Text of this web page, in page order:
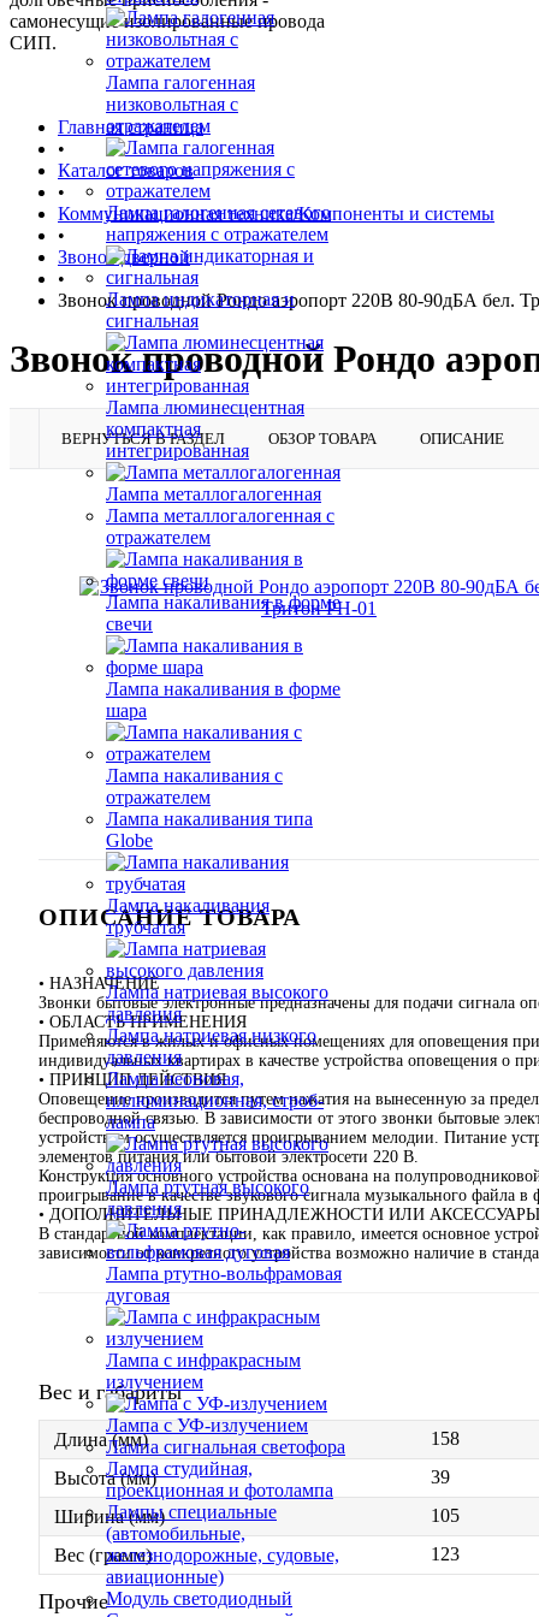
Лампа галогенная
низковольтная с
отражателем
Лампа галогенная сетевого
напряжения с отражателем
Лампа индикаторная и
сигнальная
Лампа люминесцентная
компактная
интегрированная
Лампа металлогалогенная
Лампа металлогалогенная с
отражателем
Лампа накаливания в форме
свечи
Лампа накаливания в форме
шара
Лампа накаливания с
отражателем
Лампа накаливания типа
Globe
Лампа накаливания
трубчатая
Лампа натриевая высокого
давления
Лампа натриевая низкого
давления
Лампа неоновая,
иллюминационная, строб-
лампа
Лампа ртутная высокого
давления
Лампа ртутно-вольфрамовая
дуговая
Лампа с инфракрасным
излучением
Лампа с УФ-излучением
Лампа сигнальная светофора
Лампа студийная,
проекционная и фотолампа
Лампы специальные
(автомобильные,
железнодорожные, судовые,
авиационные)
Модуль светодиодный
самонесущие изолированные провода
СИП.
Главная страница
•
Каталог товаров
•
Коммуникационная техника/Компоненты и системы
•
Звонок дверной
•
Звонок проводной Рондо аэропорт 220В 80-90дБА бел.
Звонок проводной Рондо
ВЕРНУТЬСЯ В РАЗДЕЛ ОБЗОР ТОВАРА ОПИСАНИЕ
ОПИСАНИЕ ТОВАРА
• НАЗНАЧЕНИЕ
Звонки бытовые электронные предназначены для подачи сигнала
• ОБЛАСТЬ ПРИМЕНЕНИЯ
Применяются в жилых и офисных помещениях для оповещения
индивидуальных квартирах в качестве устройства оповещения о
• ПРИНЦИП ДЕЙСТВИЯ
Оповещение производится путем нажатия на вынесенную за
беспроводной связью. В зависимости от этого звонки бытовые
устройством осуществляется проигрыванием мелодии. Питание
элементов питания или бытовой электросети 220 В.
Конструкция основного устройства основана на
проигрывание в качестве звукового сигнала музыкального файла
• ДОПОЛНИТЕЛЬНЫЕ ПРИНАДЛЕЖНОСТИ ИЛИ АКСЕССУАРЫ
В стандартной комплектации, как правило, имеется основное
зависимости от конкретного устройства возможно наличие в
Вес и габариты
Длина (мм)
158
Высота (мм)
39
Ширина (мм)
105
Вес (грамм)
123
Прочие